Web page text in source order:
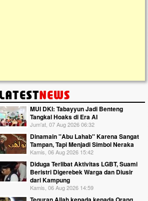
MUI DKI: Tabayyun Jadi Benteng
Tangkal Hoaks di Era AI
Jum'at, 07 Aug 2026 06:32
Dinamain ''Abu Lahab'' Karena Sangat
Tampan, Tapi Menjadi Simbol Neraka
Kamis, 06 Aug 2026 15:42
Diduga Terlibat Aktivitas LGBT, Suami
Beristri Digerebek Warga dan Diusir
dari Kampung
Kamis, 06 Aug 2026 14:59